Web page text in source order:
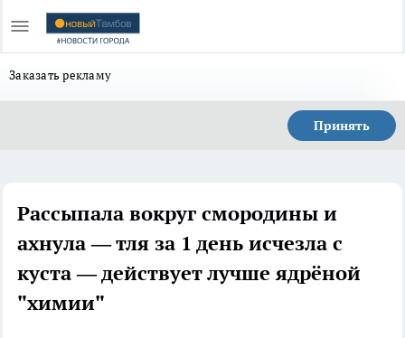
Заказать рекламу
Принять
Рассыпала вокруг смородины и
ахнула — тля за 1 день исчезла с
куста — действует лучше ядрёной
"химии"